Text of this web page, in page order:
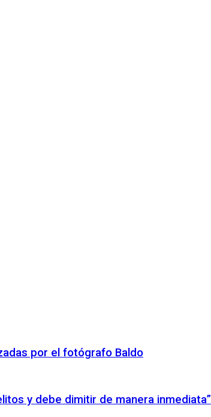
por el fotógrafo Baldo
y debe dimitir de manera inmediata”